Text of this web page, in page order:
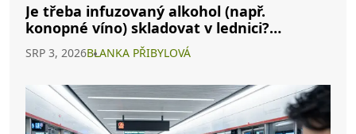
Je třeba infuzovaný alkohol (např.
konopné víno) skladovat v lednici?
Kompletní průvodce
SRP 3, 2026BLANKA PŘIBYLOVÁ